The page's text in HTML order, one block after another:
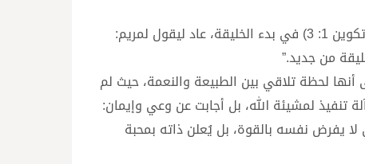
هذه الكلمات ليست مجرد تحية، بل إعلانٌ إلهيّ غيّر مجرى التاريخ. فالذي قال “ليكن نور” (تكوين 1: 3) في بدء الخليقة، عاد ليقول لمريم:
أنها لحظة تلاقي بين الطبيعة والنعمة، حيث لم
تنفيذ لمشيئة الله، بل أجابت عن وعي وإيمان:
سرّ الحبّ الإلهي الذي لا يفرض نفسه بالقوة، بل يُعلن ذاته بمحبة